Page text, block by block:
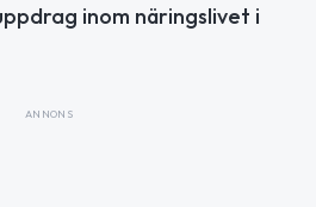
inom näringslivet i
ANNONS